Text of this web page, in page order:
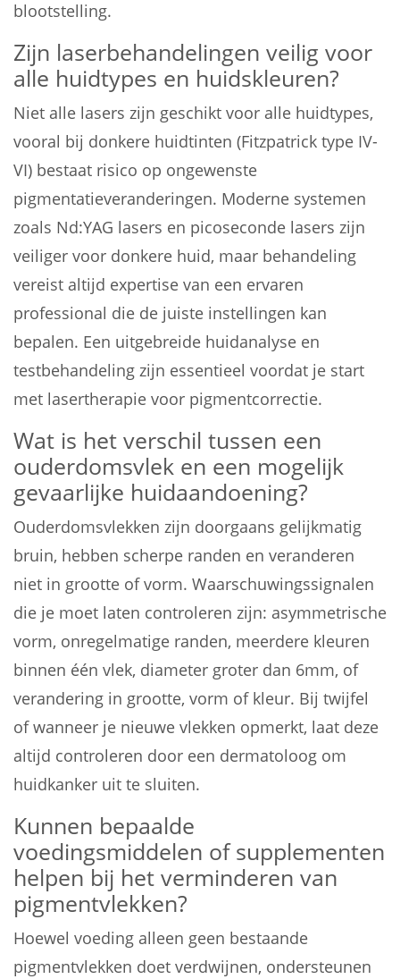
blootstelling.
Zijn laserbehandelingen veilig voor
alle huidtypes en huidskleuren?
Niet alle lasers zijn geschikt voor alle huidtypes,
vooral bij donkere huidtinten (Fitzpatrick type IV-
VI) bestaat risico op ongewenste
pigmentatieveranderingen. Moderne systemen
zoals Nd:YAG lasers en picoseconde lasers zijn
veiliger voor donkere huid, maar behandeling
vereist altijd expertise van een ervaren
professional die de juiste instellingen kan
bepalen. Een uitgebreide huidanalyse en
testbehandeling zijn essentieel voordat je start
met lasertherapie voor pigmentcorrectie.
Wat is het verschil tussen een
ouderdomsvlek en een mogelijk
gevaarlijke huidaandoening?
Ouderdomsvlekken zijn doorgaans gelijkmatig
bruin, hebben scherpe randen en veranderen
niet in grootte of vorm. Waarschuwingssignalen
die je moet laten controleren zijn: asymmetrische
vorm, onregelmatige randen, meerdere kleuren
binnen één vlek, diameter groter dan 6mm, of
verandering in grootte, vorm of kleur. Bij twijfel
of wanneer je nieuwe vlekken opmerkt, laat deze
altijd controleren door een dermatoloog om
huidkanker uit te sluiten.
Kunnen bepaalde
voedingsmiddelen of supplementen
helpen bij het verminderen van
pigmentvlekken?
Hoewel voeding alleen geen bestaande
pigmentvlekken doet verdwijnen, ondersteunen